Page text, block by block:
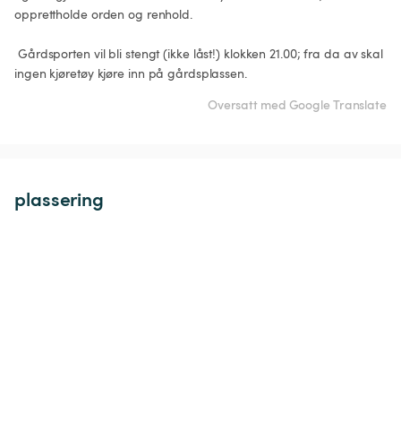
opprettholde orden og renhold.
Oversatt med Google Translate
plassering